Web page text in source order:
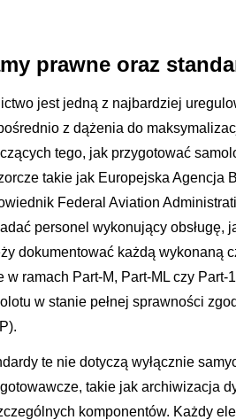
prawne oraz
jest jedną z najbardziej
z dążenia do
tego, jak przygotować
takie jak Europejska Agencja
Federal Aviation
personel wykonujący obsługę,
dokumentować każdą wykonaną
w ramach Part-M, Part-ML czy
w stanie pełnej sprawności
te nie dotyczą wyłącznie
takie jak archiwizacja
komponentów. Każdy